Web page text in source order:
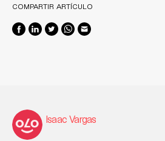
COMPARTIR ARTÍCULO
Isaac Vargas